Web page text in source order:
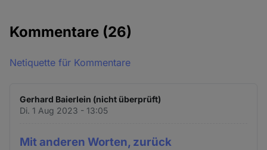
Kommentare (26)
Netiquette für Kommentare
Gerhard Baierlein (nicht überprüft)
Di. 1 Aug 2023 - 13:05
Mit anderen Worten, zurück